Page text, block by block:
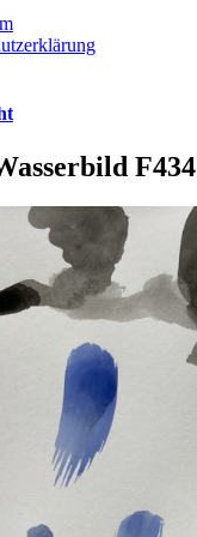
F434